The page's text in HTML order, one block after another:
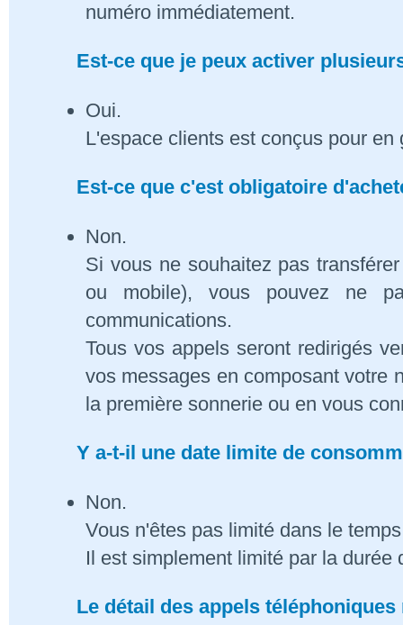
numéro immédiatement.
Est-ce que je peux activer
Oui.
L'espace clients est conçus pour
Est-ce que c'est obligatoire
Non.
Si vous ne souhaitez pas
ou mobile), vous pouvez ne
communications.
Tous vos appels seront redirigés
vos messages en composant votre
la première sonnerie ou en vous
Y a-t-il une date limite de
Non.
Vous n'êtes pas limité dans le
Il est simplement limité par la durée
Le détail des appels